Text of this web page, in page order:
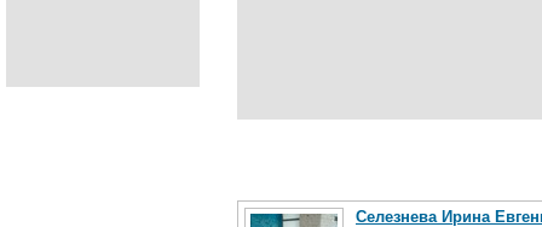
Селезнева Ирина